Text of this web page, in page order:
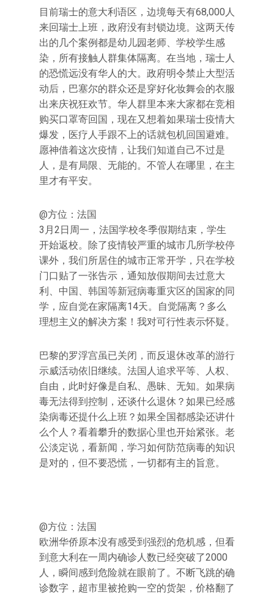
目前瑞士的意大利语区，边境每天有68,000人
来回瑞士上班，政府没有封锁边境。这两天传
出的几个案例都是幼儿园老师、学校学生感
染，所有接触人群集体隔离。在当地，瑞士人
的恐慌远没有华人的大。政府明令禁止大型活
动后，巴塞尔的群众还是穿好化妆舞会的衣服
出来庆祝狂欢节。华人群里本来大家都在竞相
购买口罩寄回国，现在又想着如果瑞士疫情大
爆发，医疗人手跟不上的话就包机回国避难。
愿神借着这次疫情，让我们知道自己不过是
人，是有局限、无能的。不管人在哪里，在主
里才有平安。
@方位：法国
3月2日周一，法国学校冬季假期结束，学生
开始返校。除了疫情较严重的城市几所学校停
课外，我们所居住的城市正常开学，只在学校
门口贴了一张告示，通知放假期间去过意大
利、中国、韩国等新冠病毒重灾区的国家的同
学，应自觉在家隔离14天。自觉隔离？多么
理想主义的解决方案！我对可行性表示怀疑。
巴黎的罗浮宫虽已关闭，而反退休改革的游行
示威活动依旧继续。法国人追求平等、人权、
自由，此时好像是自私、愚昧、无知。如果病
毒无法得到控制，还谈什么退休？如果已经感
染病毒还提什么上班？如果全国都感染还讲什
么个人？看着攀升的数据心里也开始紧张。老
公淡定说，看新闻，学习如何防范病毒的知识
是对的，但不要恐慌，一切都有主的旨意。
@方位：法国
欧洲华侨原本没有感受到强烈的危机感，但看
到意大利在一周内确诊人数已经突破了2000
人，瞬间感到危险就在眼前了。不断飞跳的确
诊数字，超市里被抢购一空的货架，价格翻了